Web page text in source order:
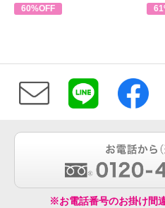
60%OFF
※お電話番号のお掛け間